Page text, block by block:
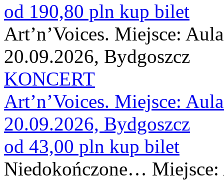
od 190,80 pln kup bilet
Art’n’Voices. Miejsce:
20.09.2026, Bydgoszcz
KONCERT
Art’n’Voices. Miejsce:
20.09.2026, Bydgoszcz
od 43,00 pln kup bilet
Niedokończone… Miejsce: